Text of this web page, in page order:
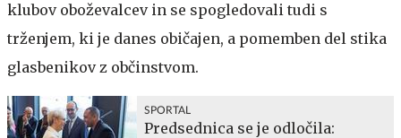
klubov oboževalcev in se spogledovali tudi s
trženjem, ki je danes običajen, a pomemben del stika
glasbenikov z občinstvom.
SPORTAL
Predsednica se je odločila: